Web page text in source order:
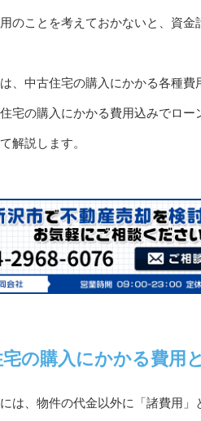
のことを考えておかないと、資金
、中古住宅の購入にかかる各種費
宅の購入にかかる費用込みでロー
解説します。
の購入にかかる費用
は、物件の代金以外に「諸費用」